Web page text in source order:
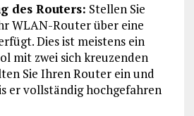
des Routers: Stellen Sie
WLAN-Router über eine
Dies ist meistens ein
mit zwei sich kreuzenden
Sie Ihren Router ein und
er vollständig hochgefahren